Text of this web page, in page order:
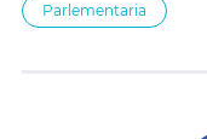
Parlementaria